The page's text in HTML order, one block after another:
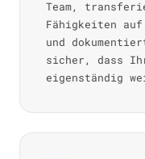
Team,
Fähigkeiten
und
sicher, dass
eigenständig